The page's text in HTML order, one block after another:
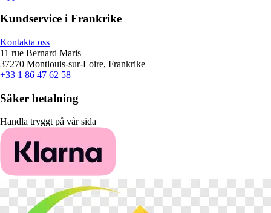
Kundservice i Frankrike
Kontakta oss
11 rue Bernard Maris
37270 Montlouis-sur-Loire, Frankrike
+33 1 86 47 62 58
Säker betalning
Handla tryggt på vår sida